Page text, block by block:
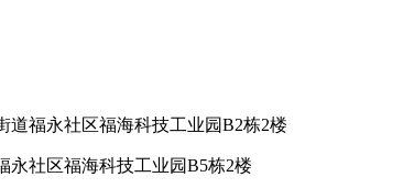
道福永社区福海科技工业园B2栋2楼
永社区福海科技工业园B5栋2楼